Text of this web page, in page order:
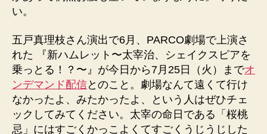
い。
五戸真理枝さん演出で6月、PARCO劇場で上演さ
れた 『新ハムレット〜太宰治、シェイクスピアを
乗っとる！？〜』が今日から7月25日（火）までオ
ンデマンド配信とのこと。劇場なんて遠くて行け
なかったよ、みたかったよ、という人はぜひチェ
ックしてみてください。太宰の命日である「桜桃
忌」にはすごくかっこよくてすごくうじうじした